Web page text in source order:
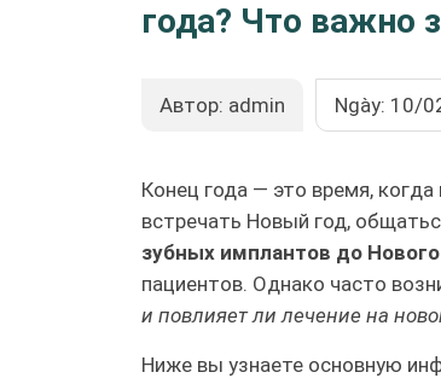
года? Что важно
Автор: admin Ngày: 10/
Конец года — это время,
встречать Новый год,
зубных имплантов до
пациентов. Однако часто
и повлияет ли лечение на
Ниже вы узнаете основную